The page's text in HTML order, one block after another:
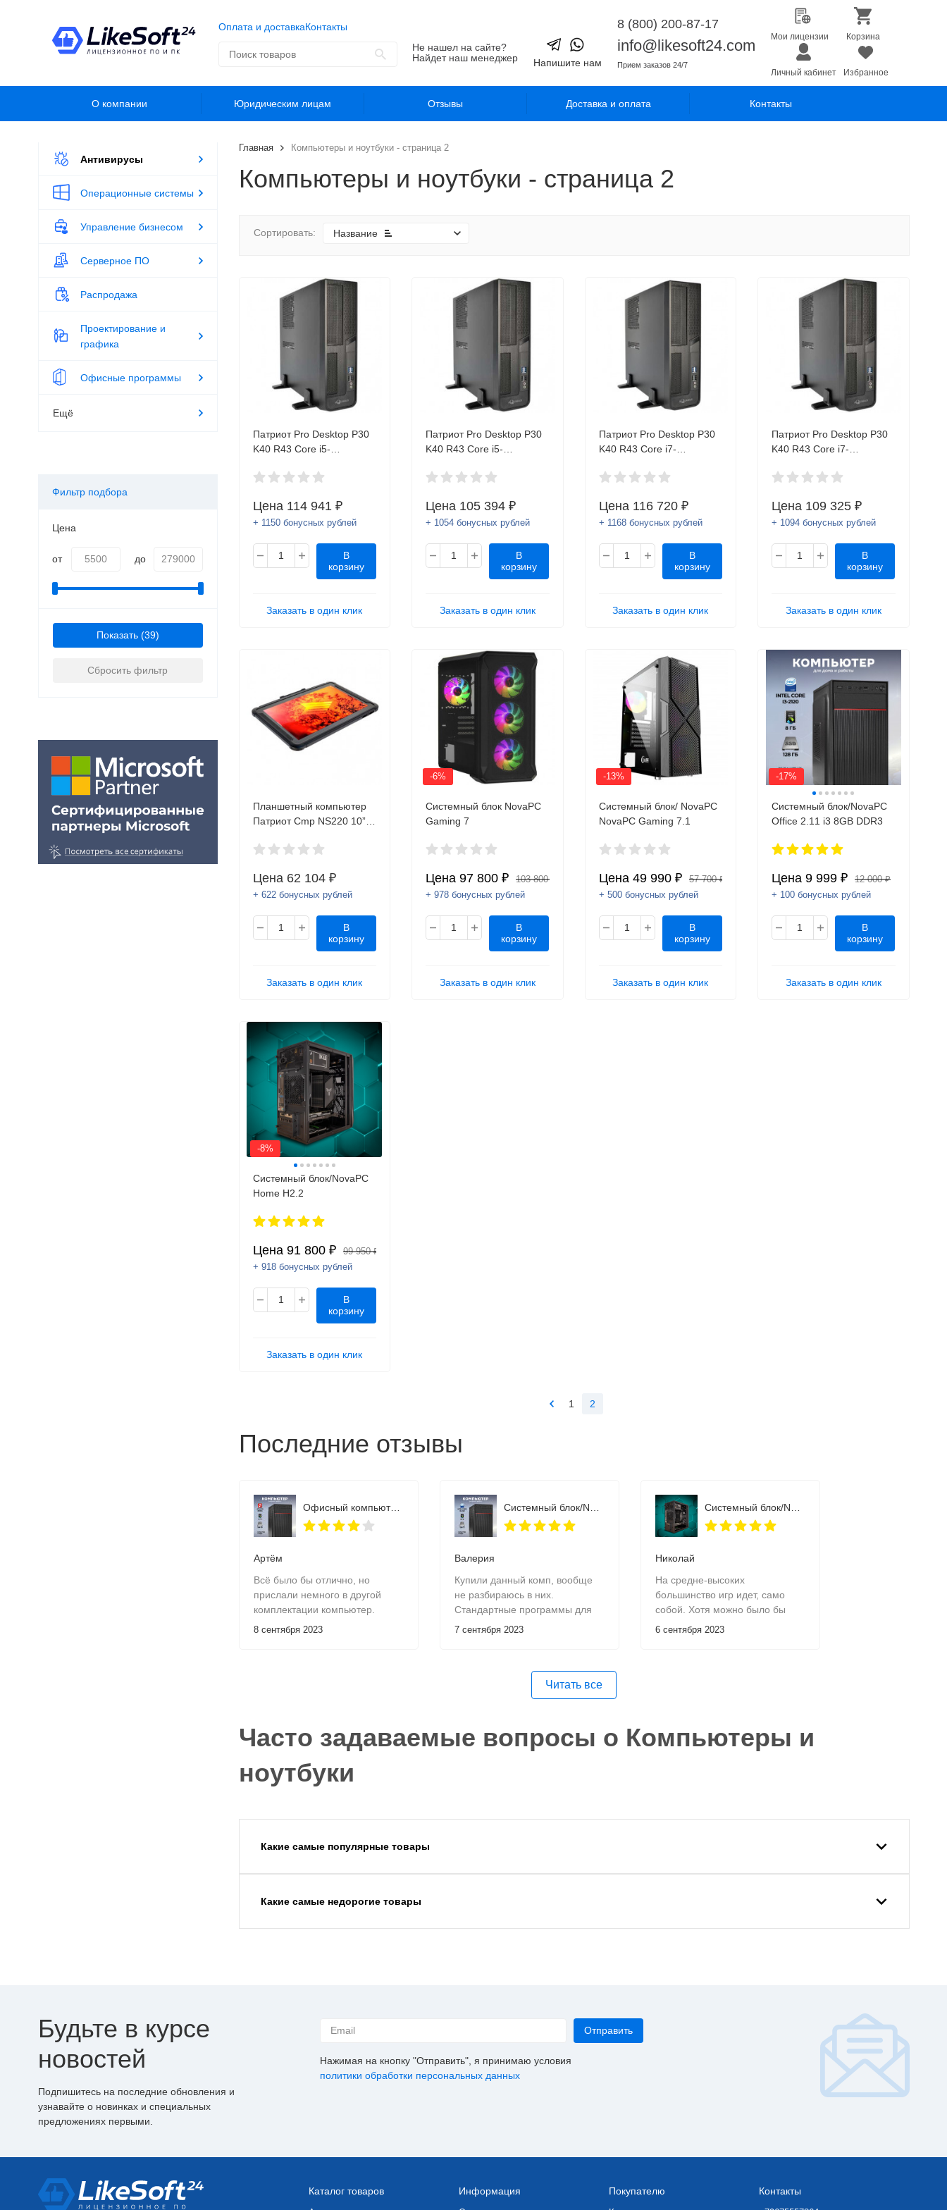
Оплата и доставкаКонтакты
Не нашел на сайте?
Найдет наш менеджер
Напишите нам
8 (800) 200-87-17
info@likesoft24.com
Прием заказов 24/7
Мои лицензии Корзина
Личный кабинет Избранное
О компании Юридическим лицам Отзывы Доставка и оплата Контакты
Главная Компьютеры и ноутбуки - страница 2
Компьютеры и ноутбуки - страница 2
Сортировать: Название
Патриот Pro Desktop P30
K40 R43 Core i5-
Gb/DVD-RW/No
реестр Минпромторга РФ
Цена 114 941 ₽
+ 1150 бонусных рублей
В
корзину
Заказать в один клик
Патриот Pro Desktop P30
K40 R43 Core i5-
OS/Kb+Mouse.Внесен в
Цена 105 394 ₽
+ 1054 бонусных рублей
В
корзину
Заказать в один клик
Патриот Pro Desktop P30
K40 R43 Core i7-
Gb/DVD-RW/No
реестр Минпромторга
Цена 116 720 ₽
+ 1168 бонусных рублей
В
корзину
Заказать в один клик
Патриот Pro Desktop P30
K40 R43 Core i7-
Gb/No
реестр Минпромторга РФ
Цена 109 325 ₽
+ 1094 бонусных рублей
В
корзину
Заказать в один клик
Планшетный компьютер
Патриот Cmp NS220 10”,
(10.1" 1920x1200, 3Gb,
Mpx, WiFi, BT, USB Type-
C, Android/Аврора.Внесен
Цена 62 104 ₽
+ 622 бонусных рублей
В
корзину
Заказать в один клик
-6%
Системный блок NovaPC
Gaming 7
Цена 97 800 ₽
103 800 ₽
+ 978 бонусных рублей
В
корзину
Заказать в один клик
-13%
Системный блок/ NovaPC
NovaPC Gaming 7.1
Цена 49 990 ₽
57 700 ₽
+ 500 бонусных рублей
В
корзину
Заказать в один клик
-17%
Системный блок/NovaPC
Office 2.11 i3 8GB DDR3
Цена 9 999 ₽
12 000 ₽
+ 100 бонусных рублей
В
корзину
Заказать в один клик
-8%
Системный блок/NovaPC
Home H2.2
Цена 91 800 ₽
99 950 ₽
+ 918 бонусных рублей
В
корзину
Заказать в один клик
1 2
Последние отзывы
Офисный компьютер NovaPC Office 2.10 Athlon 3000g
Артём
Всё было бы отлично, но
прислали немного в другой
комплектации компьютер.
После недолгого общения с
8 сентября 2023
Системный блок/NovaPC Office 2.11 i3 8GB DDR3
Валерия
Купили данный комп, вообще
не разбираюсь в них.
Стандартные программы для
работы (ну а у меня
интернете его хватает, поэтому
7 сентября 2023
Системный блок/NovaPC Home H2.2
Николай
На средне-высоких
большинство игр идет, само
собой. Хотя можно было бы
пару замен произвести и
6 сентября 2023
Читать все
Часто задаваемые вопросы о Компьютеры и
ноутбуки
Какие самые популярные товары
Какие самые недорогие товары
Антивирусы
Операционные системы
Управление бизнесом
Серверное ПО
Распродажа
Проектирование и
графика
Офисные программы
Ещё
Фильтр подбора
Цена
от до
Показать
Сбросить фильтр
Будьте в курсе
новостей
Подпишитесь на последние обновления и
узнавайте о новинках и специальных
предложениях первыми.
Нажимая на кнопку "Отправить", я принимаю условия
политики обработки персональных данных
Каталог товаров Информация Покупателю Контакты